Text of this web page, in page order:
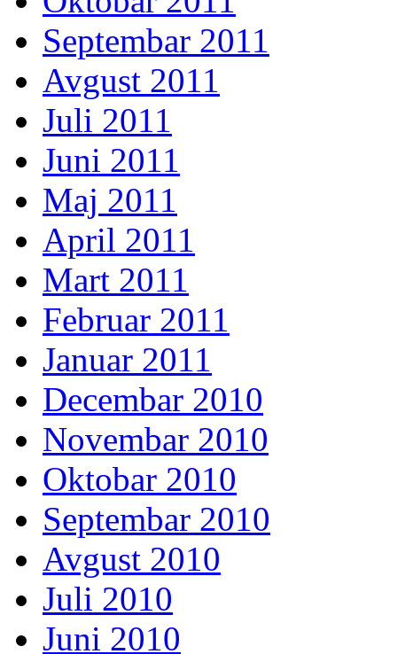
Septembar 2011
Avgust 2011
Juli 2011
Juni 2011
Maj 2011
April 2011
Mart 2011
Februar 2011
Januar 2011
Decembar 2010
Novembar 2010
Oktobar 2010
Septembar 2010
Avgust 2010
Juli 2010
Juni 2010